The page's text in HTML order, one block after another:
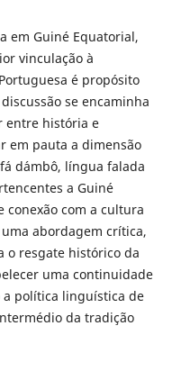
em Guiné Equatorial,
vinculação à
é propósito
se encaminha
entre história e
em pauta a dimensão
d´ambô, língua falada
a Guiné
conexão com a cultura
abordagem crítica,
o resgate histórico da
uma continuidade
política linguística de
da tradição